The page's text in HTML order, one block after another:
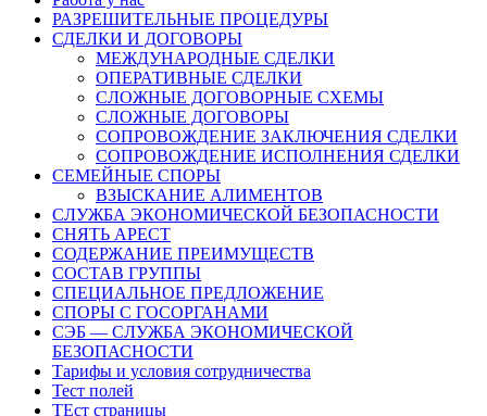
РАЗРЕШИТЕЛЬНЫЕ ПРОЦЕДУРЫ
СДЕЛКИ И ДОГОВОРЫ
МЕЖДУНАРОДНЫЕ СДЕЛКИ
ОПЕРАТИВНЫЕ СДЕЛКИ
СЛОЖНЫЕ ДОГОВОРНЫЕ СХЕМЫ
СЛОЖНЫЕ ДОГОВОРЫ
СОПРОВОЖДЕНИЕ ЗАКЛЮЧЕНИЯ СДЕЛКИ
СОПРОВОЖДЕНИЕ ИСПОЛНЕНИЯ СДЕЛКИ
СЕМЕЙНЫЕ СПОРЫ
ВЗЫСКАНИЕ АЛИМЕНТОВ
СЛУЖБА ЭКОНОМИЧЕСКОЙ БЕЗОПАСНОСТИ
СНЯТЬ АРЕСТ
СОДЕРЖАНИЕ ПРЕИМУЩЕСТВ
СОСТАВ ГРУППЫ
СПЕЦИАЛЬНОЕ ПРЕДЛОЖЕНИЕ
СПОРЫ С ГОСОРГАНАМИ
СЭБ — СЛУЖБА ЭКОНОМИЧЕСКОЙ
БЕЗОПАСНОСТИ
Тарифы и условия сотрудничества
Тест полей
ТЕст страницы